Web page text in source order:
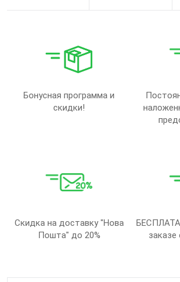
Бонусная программа и
скидки!
Скидка на доставку "Нова
Пошта" до 20%